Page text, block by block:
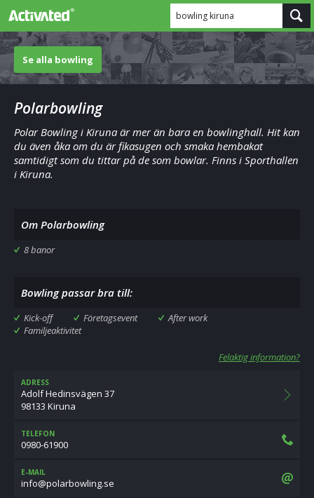
bowling kiruna
Se alla bowling
Polarbowling
Polar Bowling i Kiruna är mer än bara en bowlinghall. Hit kan
du även åka om du är fikasugen och smaka hembakat
samtidigt som du tittar på de som bowlar. Finns i Sporthallen
i Kiruna.
Om Polarbowling
8 banor
Bowling passar bra till:
Kick-off Företagsevent
After work
Familjeaktivitet
Felaktig information?
ADRESS
Adolf Hedinsvägen 37
98133 Kiruna
TELEFON
0980-61900
E-MAIL
es.gnilwobralop@ofni